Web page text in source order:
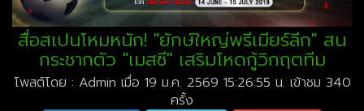
สื่อสเปนโหมหนัก! "ยักษ์ใหญ่พรีเมียร์ลีก" สน
กระชากตัว "เมสซี" เสริมโหดกู้วิกฤตทีม
โพสต์โดย : Admin เมื่อ 19 ม.ค. 2569 15:26:55 น. เข้าชม 340
ครั้ง